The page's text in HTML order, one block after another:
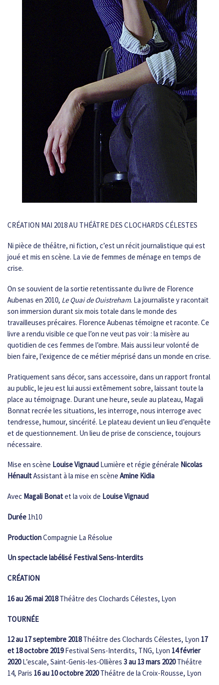
CRÉATION MAI 2018 AU THÉÂTRE DES CLOCHARDS CÉLESTES
Ni pièce de théâtre, ni fiction, c’est un récit journalistique qui est
joué et mis en scène. La vie de femmes de ménage en temps de
crise.
On se souvient de la sortie retentissante du livre de Florence
Aubenas en 2010, Le Quai de Ouistreham. La journaliste y racontait
son immersion durant six mois totale dans le monde des
travailleuses précaires. Florence Aubenas témoigne et raconte. Ce
livre a rendu visible ce que l’on ne veut pas voir : la misère au
quotidien de ces femmes de l’ombre. Mais aussi leur volonté de
bien faire, l’exigence de ce métier méprisé dans un monde en crise.
Pratiquement sans décor, sans accessoire, dans un rapport frontal
au public, le jeu est lui aussi extêmement sobre, laissant toute la
place au témoignage. Durant une heure, seule au plateau, Magali
Bonnat recrée les situations, les interroge, nous interroge avec
tendresse, humour, sincérité. Le plateau devient un lieu d’enquête
et de questionnement. Un lieu de prise de conscience, toujours
nécessaire.
Mise en scène Louise Vignaud Lumière et régie générale Nicolas
HénaultAssistant à la mise en scène Amine Kidia
Avec Magali Bonatet la voix de Louise Vignaud
Durée 1h10
ProductionCompagnie La Résolue
Un spectacle labélisé Festival Sens-Interdits
CRÉATION
16 au 26 mai 2018Théâtre des Clochards Célestes, Lyon
TOURNÉE
12 au 17 septembre 2018Théâtre des Clochards Célestes, Lyon 17
et 18 octobre 2019Festival Sens-Interdits, TNG, Lyon 14 février
2020L’escale, Saint-Genis-les-Ollières 3 au 13 mars 2020Théâtre
14, Paris 16 au 10 octobre 2020Théâtre de la Croix-Rousse, Lyon